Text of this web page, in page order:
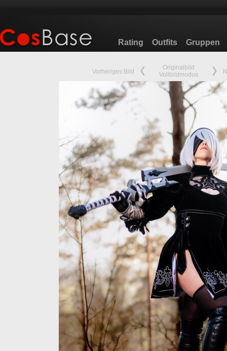
Rating Outfits Gruppen
Vorheriges Bild
Originalbild
Vollbildmodus